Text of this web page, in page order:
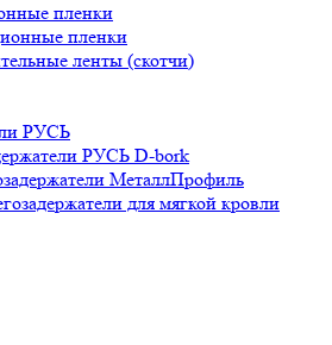
пленки
пленки
ленты (скотчи)
РУСЬ
РУСЬ D-bork
МеталлПрофиль
для мягкой кровли